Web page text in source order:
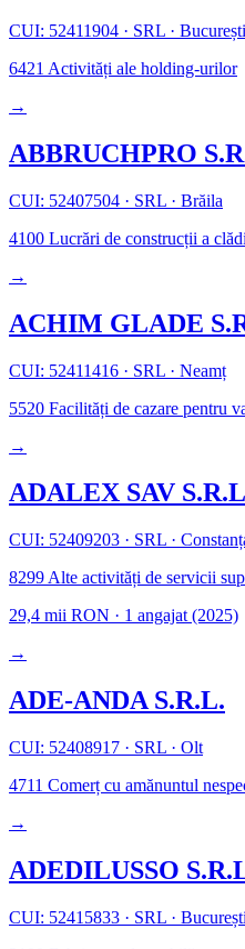
CUI: 52411904 · SRL · București
6421 Activități ale holding-urilor
→
ABBRUCHPRO
CUI: 52407504 · SRL · Brăila
4100 Lucrări de construcții a
→
ACHIM GLADE
CUI: 52411416 · SRL · Neamț
5520 Facilități de cazare pentru
→
ADALEX SAV
CUI: 52409203 · SRL ·
8299 Alte activități de servicii
29,4 mii RON · 1 angajat (2025)
→
ADE-ANDA S.R.L.
CUI: 52408917 · SRL · Olt
4711 Comerț cu amănuntul
→
ADEDILUSSO
CUI: 52415833 · SRL · București